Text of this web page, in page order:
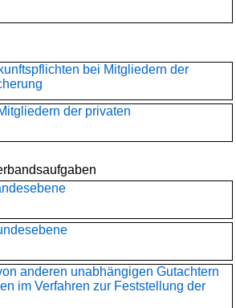
bei Mitgliedern der
der privaten
anderen unabhängigen Gutachtern
im Verfahren zur Feststellung der